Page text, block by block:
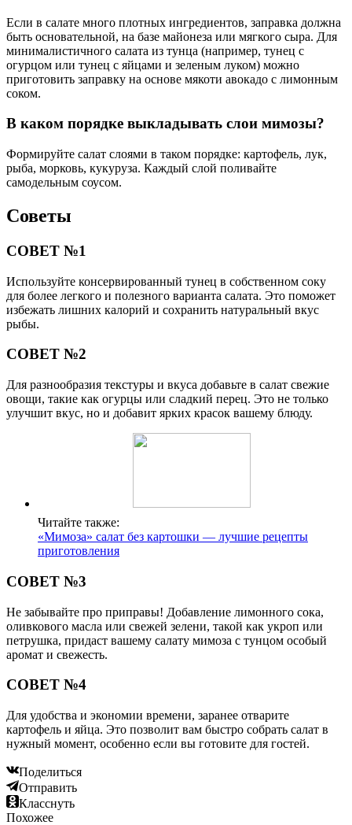
Если в салате много плотных ингредиентов, заправка должна
быть основательной, на базе майонеза или мягкого сыра. Для
минималистичного салата из тунца (например, тунец с
огурцом или тунец с яйцами и зеленым луком) можно
приготовить заправку на основе мякоти авокадо с лимонным
соком.
В каком порядке выкладывать слои мимозы?
Формируйте салат слоями в таком порядке: картофель, лук,
рыба, морковь, кукуруза. Каждый слой поливайте
самодельным соусом.
Советы
СОВЕТ №1
Используйте консервированный тунец в собственном соку
для более легкого и полезного варианта салата. Это поможет
избежать лишних калорий и сохранить натуральный вкус
рыбы.
СОВЕТ №2
Для разнообразия текстуры и вкуса добавьте в салат свежие
овощи, такие как огурцы или сладкий перец. Это не только
улучшит вкус, но и добавит ярких красок вашему блюду.
Читайте также:
«Мимоза» салат без картошки — лучшие рецепты
приготовления
СОВЕТ №3
Не забывайте про приправы! Добавление лимонного сока,
оливкового масла или свежей зелени, такой как укроп или
петрушка, придаст вашему салату мимоза с тунцом особый
аромат и свежесть.
СОВЕТ №4
Для удобства и экономии времени, заранее отварите
картофель и яйца. Это позволит вам быстро собрать салат в
нужный момент, особенно если вы готовите для гостей.
Поделиться
Отправить
Класснуть
Похожее